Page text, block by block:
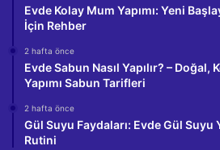
Evde Kolay Mum Yapımı: Yeni
İçin Rehber
2 hafta önce
Evde Sabun Nasıl Yapılır? –
Yapımı Sabun Tarifleri
2 hafta önce
Gül Suyu Faydaları: Evde Gül Suyu
Rutini